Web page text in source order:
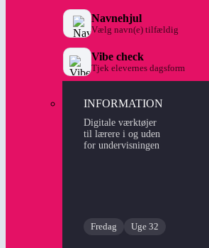
Navnehjul
Vælg navn(e) tilfældig
Vibe check
Tjek elevernes dagsform
INFORMATION
Digitale værktøjer
til lærere i og uden
for undervisningen
Fredag Uge 32